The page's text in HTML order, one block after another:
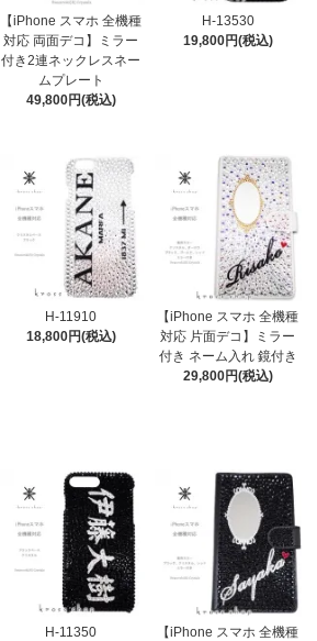
【iPhone スマホ 全機種
対応 両面デコ】ミラー
付き2連ネックレスネー
ムプレート
49,800円(税込)
H-13530
19,800円(税込)
H-11910
18,800円(税込)
【iPhone スマホ 全機種
対応 片面デコ】ミラー
付き ネーム入れ 鏡付き
29,800円(税込)
H-11350
【iPhone スマホ 全機種